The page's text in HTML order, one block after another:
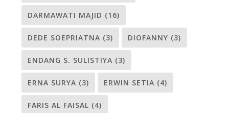
DARMAWATI MAJID (16)
DEDE SOEPRIATNA (3) DIOFANNY (3)
ENDANG S. SULISTIYA (3)
ERNA SURYA (3) ERWIN SETIA (4)
FARIS AL FAISAL (4)